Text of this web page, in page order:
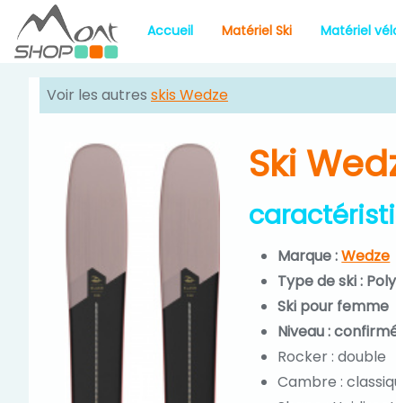
Accueil Matériel Ski Matériel
Voir les autres skis Wedze
Ski
Marque :Wedze
Type de ski :
Ski pour femme
Niveau :
Rocker : double
Cambre :